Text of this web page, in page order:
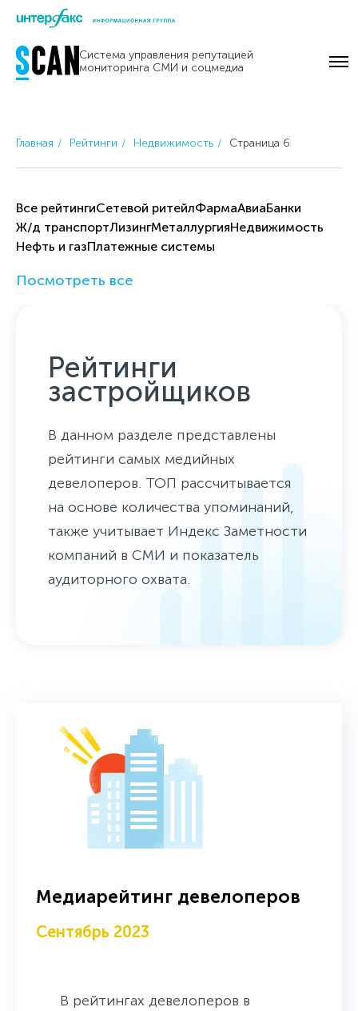
Skip
content
Система управления репутацией
мониторинга СМИ и соцмедиа
Главная Рейтинги Недвижимость Страница 6
Все рейтингиCетевой ритейлФармаАвиаБанки
Ж/д транспортЛизингМеталлургияНедвижимость
Нефть и газПлатежные системы
Посмотреть все
Рейтинги
застройщиков
В данном разделе представлены
рейтинги самых медийных
девелоперов. ТОП рассчитывается
на основе количества упоминаний,
также учитывает Индекс Заметности
компаний в СМИ и показатель
аудиторного охвата.
Медиарейтинг девелоперов
Сентябрь 2023
В рейтингах девелоперов в